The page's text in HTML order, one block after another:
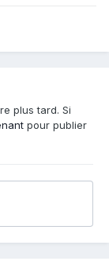
plus tard. Si
pour publier